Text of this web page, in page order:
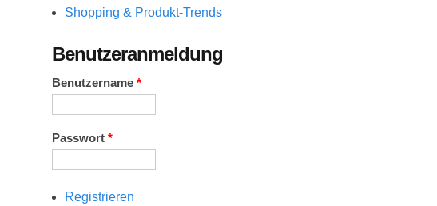
Shopping & Produkt-Trends
Benutzeranmeldung
Benutzername *
Passwort *
Registrieren